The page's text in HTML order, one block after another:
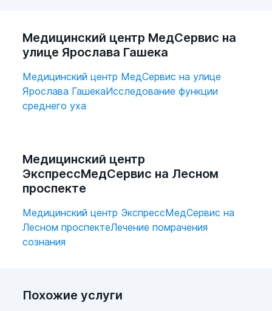
Медицинский центр МедСервис на
улице Ярослава Гашека
Медицинский центр МедСервис на улице
Ярослава ГашекаИсследование функции
среднего уха
Медицинский центр
ЭкспрессМедСервис на Лесном
проспекте
Медицинский центр ЭкспрессМедСервис на
Лесном проспектеЛечение помрачения
сознания
Похожие услуги